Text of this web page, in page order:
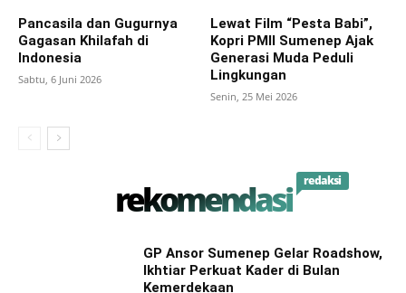
Pancasila dan Gugurnya
Gagasan Khilafah di
Indonesia
Sabtu, 6 Juni 2026
Lewat Film “Pesta Babi”,
Kopri PMII Sumenep Ajak
Generasi Muda Peduli
Lingkungan
Senin, 25 Mei 2026
rekomendasi redaksi
GP Ansor Sumenep Gelar Roadshow,
Ikhtiar Perkuat Kader di Bulan
Kemerdekaan